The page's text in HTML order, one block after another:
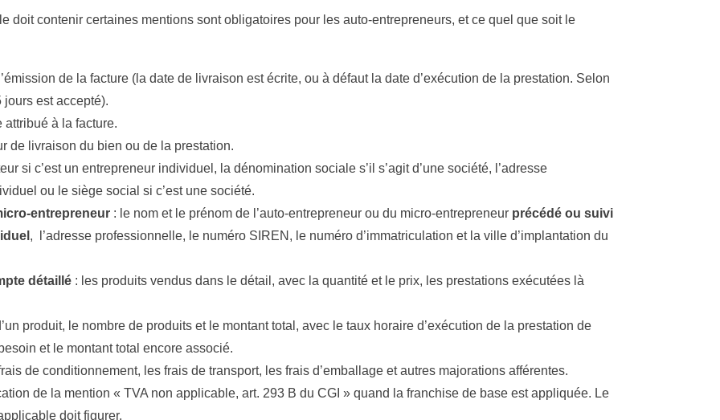
doit contenir certaines mentions sont obligatoires pour les auto-entrepreneurs, et ce quel que soit le
de la facture (la date de livraison est écrite, ou à défaut la date d’exécution de la prestation. Selon
est accepté).
à la facture.
de livraison du bien ou de la prestation.
si c’est un entrepreneur individuel, la dénomination sociale s’il s’agit d’une société, l’adresse
ou le siège social si c’est une société.
entrepreneur : le nom et le prénom de l’auto-entrepreneur ou du micro-entrepreneur précédé ou suivi
, l’adresse professionnelle, le numéro SIREN, le numéro d’immatriculation et la ville d’implantation du
détaillé : les produits vendus dans le détail, avec la quantité et le prix, les prestations exécutées là
produit, le nombre de produits et le montant total, avec le taux horaire d’exécution de la prestation de
et le montant total encore associé.
de conditionnement, les frais de transport, les frais d’emballage et autres majorations afférentes.
de la mention « TVA non applicable, art. 293 B du CGI » quand la franchise de base est appliquée. Le
doit figurer.